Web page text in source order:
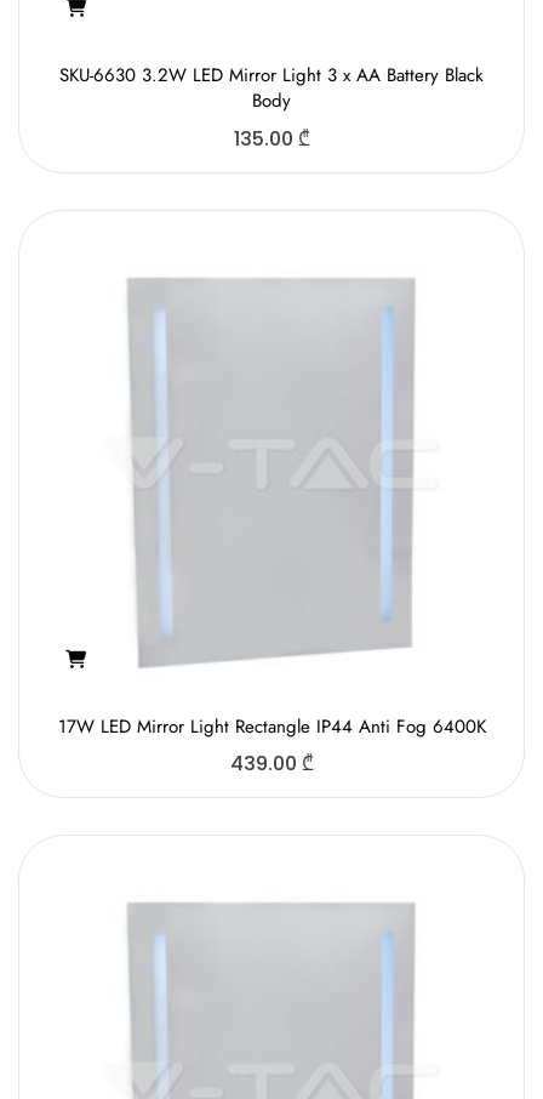
SKU-6630 3.2W LED Mirror Light 3 x AA Battery Black
Body
135.00 ₾
17W LED Mirror Light Rectangle IP44 Anti Fog 6400K
439.00 ₾